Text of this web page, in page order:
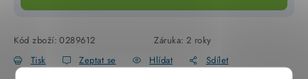
NÁŘADÍ
Kód zboží: 0289612 Záruka: 2 roky
Tisk
Zeptat se Hlídat Sdílet